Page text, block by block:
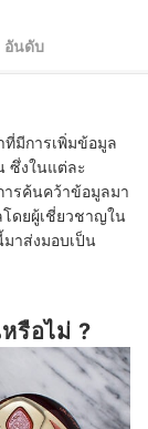
บมือใหม่ และตาม
างและมือโปร
สูง
อันดับ
มีการเพิ่มข้อมูล
ซึ่งในแต่ละ
ารค้นคว้าข้อมูลมา
ดยผู้เชี่ยวชาญใน
าส่งมอบเป็น
รือไม่ ?